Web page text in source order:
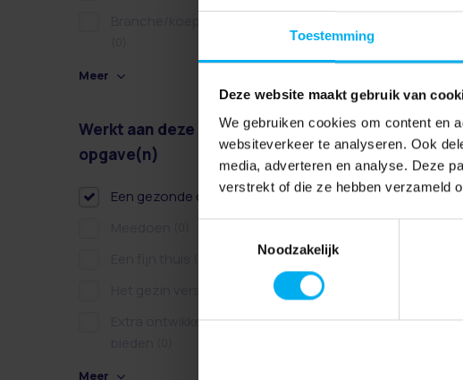
Toestemming
Deze website maakt gebruik van
We gebruiken cookies om content en
websiteverkeer te analyseren. Ook
media, adverteren en analyse. Deze
verstrekt of die ze hebben verzameld
Noodzakelijk
Meer
Werkt aan deze
opgave(n)
Wissen
Een gezonde dag(0)
Extra ontwikkelkansen
Meer